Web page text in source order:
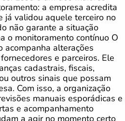
a empresa acredita
já validou aquele terceiro no
não garante a situação
o monitoramento contínuo O
acompanha alterações
e parceiros. Ele
cadastrais, fiscais,
outros sinais que possam
Com isso, a organização
manuais esporádicas e
e acompanhamento
a agir no momento certo